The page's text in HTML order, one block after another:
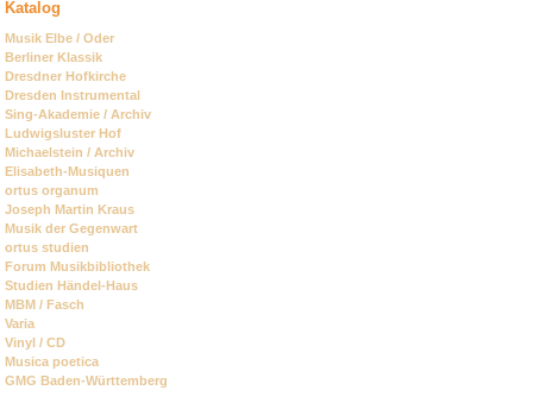
Katalog
Navigation
überspringen
Musik Elbe / Oder
Berliner Klassik
Dresdner Hofkirche
Dresden Instrumental
Sing-Akademie / Archiv
Ludwigsluster Hof
Michaelstein / Archiv
Elisabeth-Musiquen
ortus organum
Joseph Martin Kraus
Musik der Gegenwart
ortus studien
Forum Musikbibliothek
Studien Händel-Haus
MBM / Fasch
Varia
Vinyl / CD
Musica poetica
GMG Baden-Württemberg